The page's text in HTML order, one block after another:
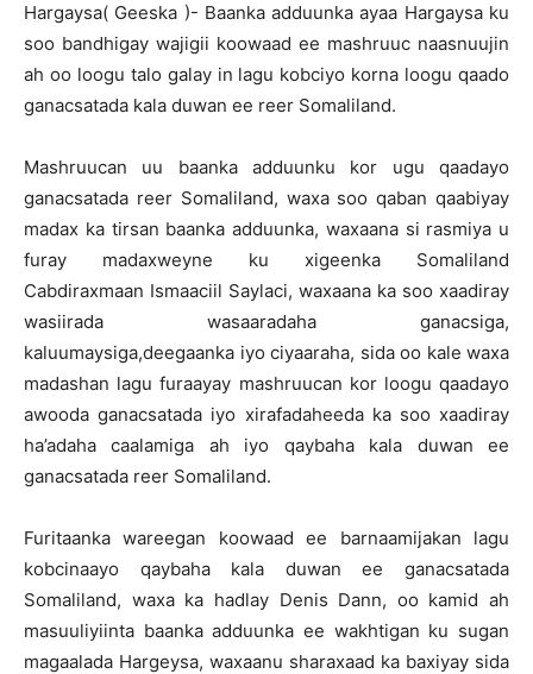
Hargaysa( Geeska )- Baanka adduunka ayaa Hargaysa ku
soo bandhigay wajigii koowaad ee mashruuc naasnuujin
ah oo loogu talo galay in lagu kobciyo korna loogu qaado
ganacsatada kala duwan ee reer Somaliland.
Mashruucan uu baanka adduunku kor ugu qaadayo
ganacsatada reer Somaliland, waxa soo qaban qaabiyay
madax ka tirsan baanka adduunka, waxaana si rasmiya u
furay madaxweyne ku xigeenka Somaliland
Cabdiraxmaan Ismaaciil Saylaci, waxaana ka soo xaadiray
wasiirada wasaaradaha ganacsiga,
kaluumaysiga,deegaanka iyo ciyaaraha, sida oo kale waxa
madashan lagu furaayay mashruucan kor loogu qaadayo
awooda ganacsatada iyo xirafadaheeda ka soo xaadiray
ha’adaha caalamiga ah iyo qaybaha kala duwan ee
ganacsatada reer Somaliland.
Furitaanka wareegan koowaad ee barnaamijakan lagu
kobcinaayo qaybaha kala duwan ee ganacsatada
Somaliland, waxa ka hadlay Denis Dann, oo kamid ah
masuuliyiinta baanka adduunka ee wakhtigan ku sugan
magaalada Hargeysa, waxaanu sharaxaad ka baxiyay sida